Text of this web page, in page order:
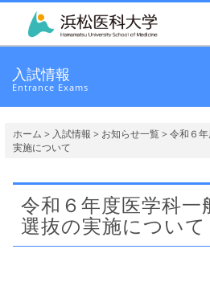
入試情報
Entrance Exams
ホーム > 入試情報 > お知らせ一覧> 令和６
実施について
令和６年度医学科一
選抜の実施について